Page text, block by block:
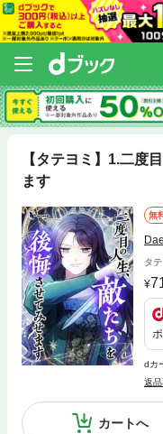
【タテヨミ】1.二度
ます
無
タ
dカ
返
カートへ